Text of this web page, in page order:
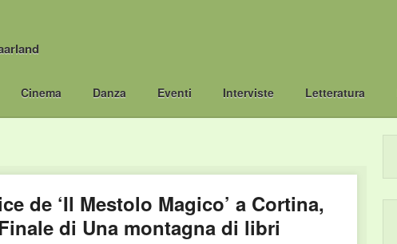
Cinema Danza Eventi Interviste Letteratura
de ‘Il Mestolo Magico’ a Cortina,
di Una montagna di libri